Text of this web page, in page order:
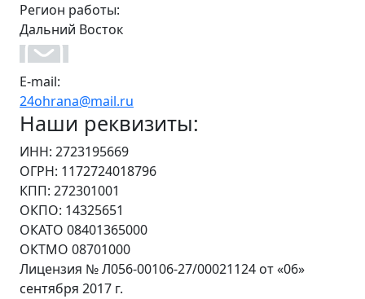
Регион работы:
Дальний Восток
E-mail:
24ohrana@mail.ru
Наши реквизиты:
ИНН: 2723195669
ОГРН: 1172724018796
КПП: 272301001
ОКПО: 14325651
ОКАТО 08401365000
ОКТМО 08701000
Лицензия № Л056-00106-27/00021124 от «06»
сентября 2017 г.